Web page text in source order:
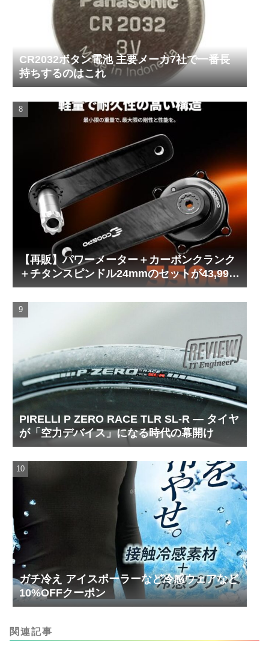
CR2032ボタン電池 主要メーカ7社で一番長
持ちするのはこれ
【再販】パワーメーター＋カーボンクランク
＋チタンスピンドル24mmのセットが43,999
円！
PIRELLI P ZERO RACE TLR SL-R ― タイヤ
が「空力デバイス」になる時代の幕開け
ガチ冷え アイスポーラーなど冷感ウェアなど
10%OFFクーポン
関連記事